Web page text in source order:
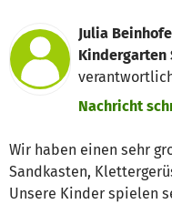
Julia
Kindergarten
Nachricht
Wir haben einen sehr
Sandkasten,
Unsere Kinder spielen